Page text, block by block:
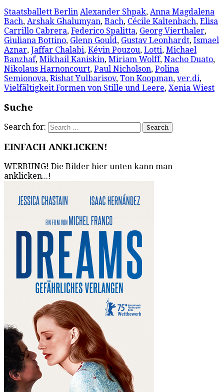
Staatsballett Berlin Alexander Shpak, Anna Magdalena
Bach, Arshak Ghalumyan, Bach, Cécile Kaltenbach, Elisa
Carrillo Cabrera, Federico Spalitta, Georg Vierthaler,
Giuliana Bottino, Glenn Gould, Gustav Leonhardt, Ismael
Aznar, Jaffar Chalabi, Kévin Pouzou, Lotti, Michael
Banzhaf, Mikhail Kaniskin, Miriam Wolff, Nacho Duato,
Nikolaus Harnoncourt, Paul Nicholson, Polina
Semionova, Rishat Yulbarisov, Ton Koopman, ver.di,
Vielfältigkeit.Formen von Stille und Leere, Xenia Wiest
Suche
Search for:
EINFACH ANKLICKEN!
WERBUNG! Die Bilder hier unten kann man
anklicken...!